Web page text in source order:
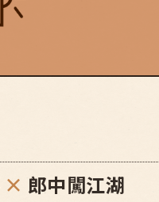
× 郎中闖江湖